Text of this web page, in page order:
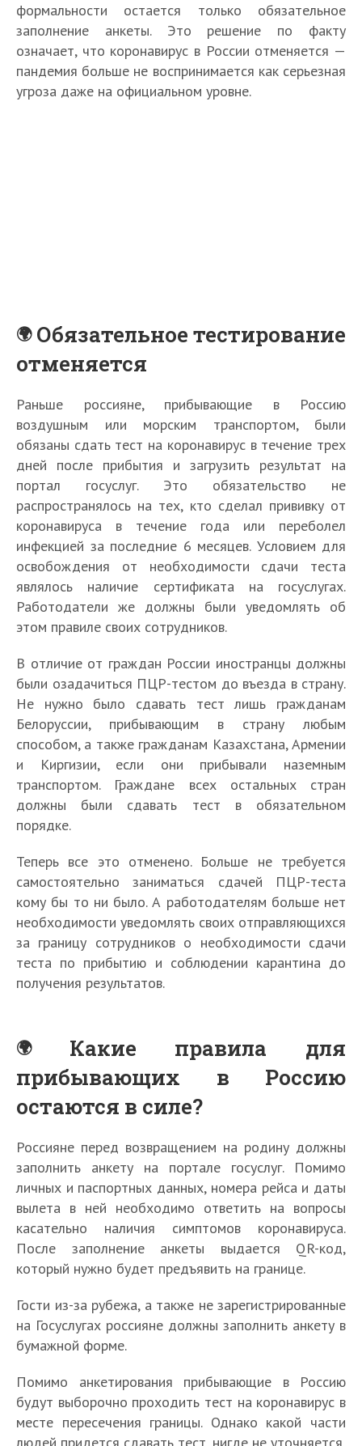
формальности остается только обязательное
заполнение анкеты. Это решение по факту
означает, что коронавирус в России отменяется —
пандемия больше не воспринимается как серьезная
угроза даже на официальном уровне.
Обязательное тестирование
отменяется
Раньше россияне, прибывающие в Россию
воздушным или морским транспортом, были
обязаны сдать тест на коронавирус в течение трех
дней после прибытия и загрузить результат на
портал госуслуг. Это обязательство не
распространялось на тех, кто сделал прививку от
коронавируса в течение года или переболел
инфекцией за последние 6 месяцев. Условием для
освобождения от необходимости сдачи теста
являлось наличие сертификата на госуслугах.
Работодатели же должны были уведомлять об
этом правиле своих сотрудников.
В отличие от граждан России иностранцы должны
были озадачиться ПЦР-тестом до въезда в страну.
Не нужно было сдавать тест лишь гражданам
Белоруссии, прибывающим в страну любым
способом, а также гражданам Казахстана, Армении
и Киргизии, если они прибывали наземным
транспортом. Граждане всех остальных стран
должны были сдавать тест в обязательном
порядке.
Теперь все это отменено. Больше не требуется
самостоятельно заниматься сдачей ПЦР-теста
кому бы то ни было. А работодателям больше нет
необходимости уведомлять своих отправляющихся
за границу сотрудников о необходимости сдачи
теста по прибытию и соблюдении карантина до
получения результатов.
Какие правила для
прибывающих в Россию
остаются в силе?
Россияне перед возвращением на родину должны
заполнить анкету на портале госуслуг. Помимо
личных и паспортных данных, номера рейса и даты
вылета в ней необходимо ответить на вопросы
касательно наличия симптомов коронавируса.
После заполнение анкеты выдается QR-код,
который нужно будет предъявить на границе.
Гости из-за рубежа, а также не зарегистрированные
на Госуслугах россияне должны заполнить анкету в
бумажной форме.
Помимо анкетирования прибывающие в Россию
будут выборочно проходить тест на коронавирус в
месте пересечения границы. Однако какой части